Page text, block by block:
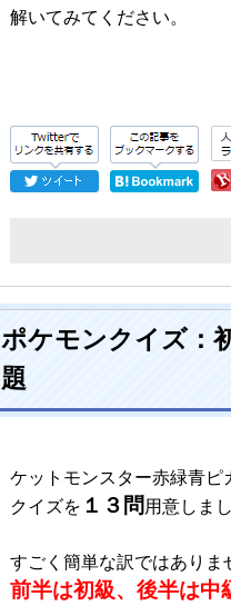
解いてみてください。
ポケモンクイズ：
題
ケットモンスター赤緑青ピ
クイズを １３問 用意しまし
すごく簡単な訳ではありま
前半は初級、後半は中